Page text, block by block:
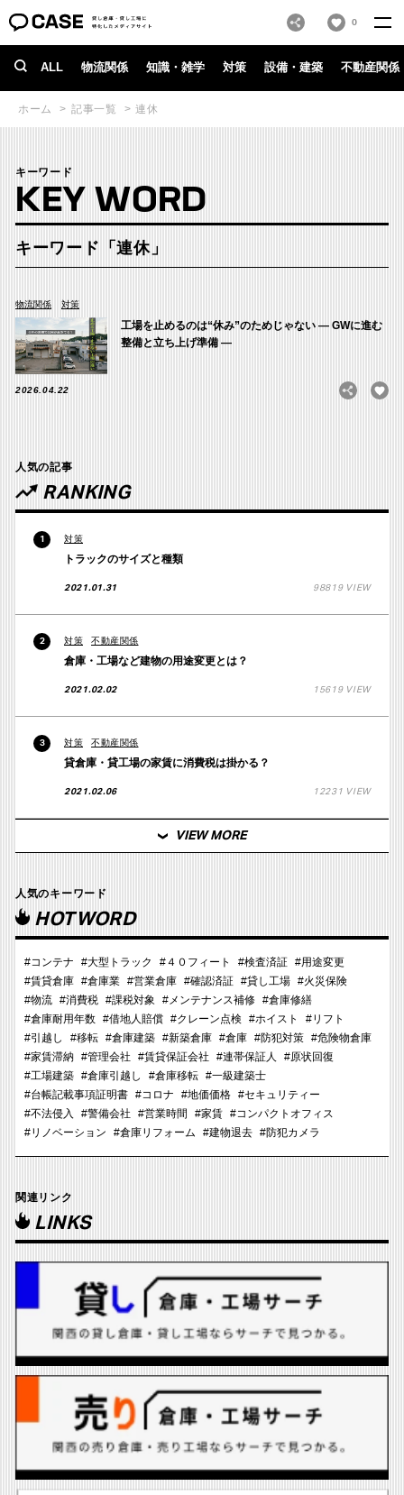
0
ALL 物流関係 知識・雑学 対策 設備・建築 不動産関係
ホーム 記事一覧 連休
キーワード
KEY WORD
キーワード「連休」
物流関係 対策
工場を止めるのは“休み”のためじゃない ― GWに進む
整備と立ち上げ準備 ―
2026.04.22
人気の記事
RANKING
1 対策
トラックのサイズと種類
2021.01.31 98819 VIEW
2 対策 不動産関係
倉庫・工場など建物の用途変更とは？
2021.02.02 15619 VIEW
3 対策 不動産関係
貸倉庫・貸工場の家賃に消費税は掛かる？
2021.02.06 12231 VIEW
VIEW MORE
人気のキーワード
HOTWORD
#コンテナ #大型トラック #４０フィート #検査済証 #用途変更
#賃貸倉庫 #倉庫業 #営業倉庫 #確認済証 #貸し工場 #火災保険
#物流 #消費税 #課税対象 #メンテナンス補修 #倉庫修繕
#倉庫耐用年数 #借地人賠償 #クレーン点検 #ホイスト
#リフト
#引越し
#移転 #倉庫建築 #新築倉庫 #倉庫 #防犯対策 #危険物倉庫
#家賃滞納 #管理会社 #賃貸保証会社 #連帯保証人
#原状回復
#工場建築 #倉庫引越し #倉庫移転 #一級建築士
#台帳記載事項証明書 #コロナ #地価価格 #セキュリティー
#不法侵入
#警備会社 #営業時間 #家賃 #コンパクトオフィス
#リノベーション
#倉庫リフォーム #建物退去 #防犯カメラ
関連リンク
LINKS